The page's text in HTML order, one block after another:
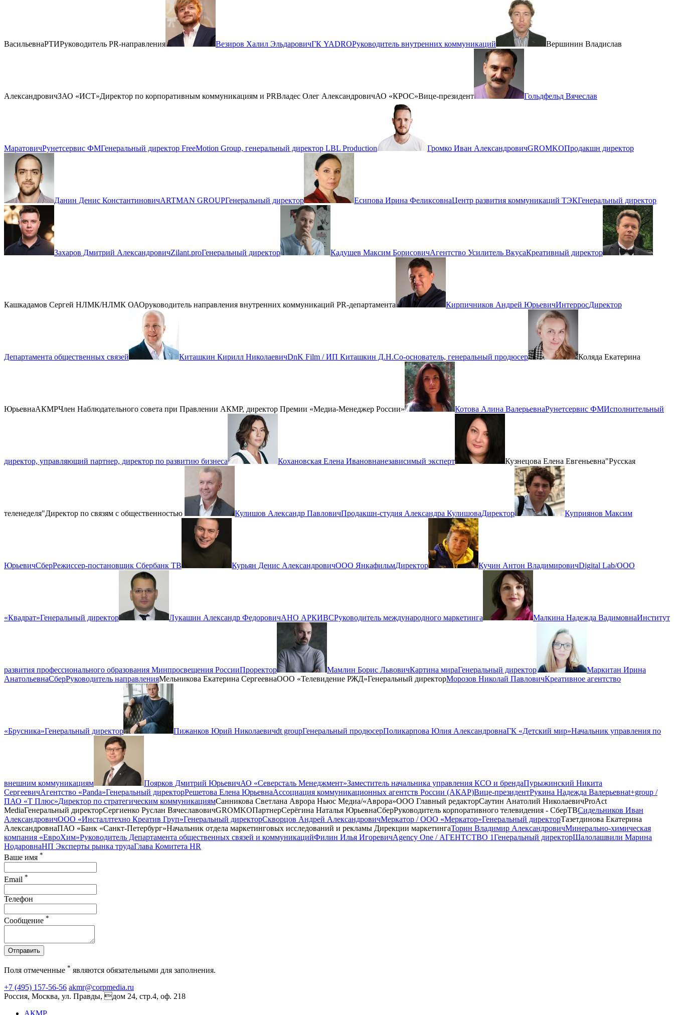
ВасильевнаРТИРуководитель PR-направления Везиров Халил ЭльдаровичГК YADROРуководитель внутренних коммуникаций Вершинин Владислав
АлександровичЗАО «ИСТ»Директор по корпоративным коммуникациям и PRВладес Олег АлександровичАО «КРОС»Вице-президент Гольдфельд Вячеслав
МаратовичРунетсервис ФМГенеральный директор FreeMotion Group, генеральный директор LBL Production Громко Иван АлександровичGROMKOПродакшн директор
Данин Денис КонстантиновичARTMAN GROUPГенеральный директор Есипова Ирина ФеликсовнаЦентр развития коммуникаций ТЭКГенеральный директор
Захаров Дмитрий АлександровичZilant.proГенеральный директор Кадушев Максим БорисовичАгентство Усилитель ВкусаКреативный директор
Кашкадамов Сергей НЛМК/НЛМК ОАОруководитель направления внутренних коммуникаций PR-департамента Кирпичников Андрей ЮрьевичИнтерросДиректор
Департамента общественных связей Киташкин Кирилл НиколаевичDnK Film / ИП Киташкин Д.Н.Со-основатель, генеральный продюсер Коляда Екатерина
ЮрьевнаАКМРЧлен Наблюдательного совета при Правлении АКМР, директор Премии «Медиа-Менеджер России» Котова Алина ВалерьевнаРунетсервис ФМИсполнительный
директор, управляющий партнер, директор по развитию бизнеса Кохановская Елена Ивановнанезависимый эксперт Кузнецова Елена Евгеньевна"Русская
теленеделя"Директор по связям с общественностью Кулишов Александр ПавловичПродакшн-студия Александра КулишоваДиректор Куприянов Максим
ЮрьевичСберРежиссер-постановщик Сбербанк ТВ Курьян Денис АлександровичООО ЯнкафильмДиректор Кучин Антон ВладимировичDigital Lab/ООО
«Квадрат»Генеральный директор Лукашин Александр ФедоровичАНО АРКИВСРуководитель международного маркетинга Малкина Надежда ВадимовнаИнститут
развития профессионального образования Минпросвещения РоссииПроректор Мамлин Борис ЛьвовичКартина мираГенеральный директор
Маркитан Ирина
АнатольевнаСберРуководитель направленияМельникова Екатерина СергеевнаООО «Телевидение РЖД»Генеральный директорМорозов Николай ПавловичКреативное агентство
«Брусника»Генеральный директор Пижанков Юрий Николаевичdt groupГенеральный продюсерПоликарпова Юлия АлександровнаГК «Детский мир»Начальник управления по
внешним коммуникациям Поярков Дмитрий ЮрьевичАО «Северсталь Менеджмент»Заместитель начальника управления КСО и брендаПурыжинский Никита
СергеевичАгентство «Panda»Генеральный директорРешетова Елена ЮрьевнаАссоциация коммуникационных агентств России (АКАР)Вице-президентРукина Надежда Валерьевнаt+group /
ПАО «Т Плюс»Директор по стратегическим коммуникациямСанникова Светлана Аврора Ньюс Медиа/«Аврора»ООО Главный редакторСаутин Анатолий НиколаевичProAct
MediaГенеральный директорСергиенко Руслан ВячеславовичGROMKOПартнерСерёгина Наталья ЮрьевнаСберРуководитель корпоративного телевидения - СберТВСидельников Иван
АлександровичООО «Инсталлтехно Креатив Груп»Генеральный директорСкворцов Андрей АлександровичМеркатор / ООО «Меркатор»Генеральный директорТазетдинова Екатерина
АлександровнаПАО «Банк «Санкт-Петербург»Начальник отдела маркетинговых исследований и рекламы Дирекции маркетингаТорин Владимир АлександровичМинерально-химическая
компания «ЕвроХим»Руководитель Департамента общественных связей и коммуникацийФилин Илья ИгоревичAgency One / АГЕНТСТВО 1Генеральный директорШалолашвили Марина
НодаровнаНП Эксперты рынка трудаГлава Комитета HR
Ваше имя *
Email *
Телефон
Сообщение *
Отправить
Поля отмеченные * являются обязательными для заполнения.
+7 (495) 157-56-56 akmr@corpmedia.ru
Россия, Москва, ул. Правды, дом 24, стр.4, оф. 218